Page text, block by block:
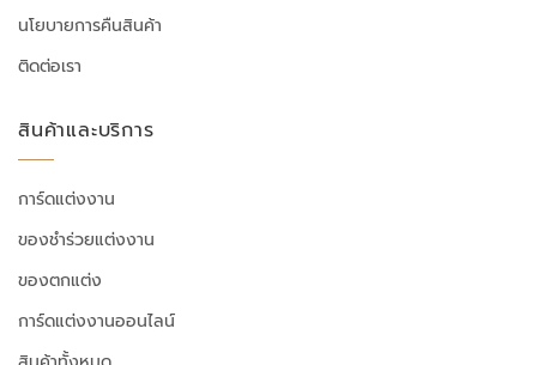
นโยบายการคืนสินค้า
ติดต่อเรา
สินค้าและบริการ
การ์ดแต่งงาน
ของชำร่วยแต่งงาน
ของตกแต่ง
การ์ดแต่งงานออนไลน์